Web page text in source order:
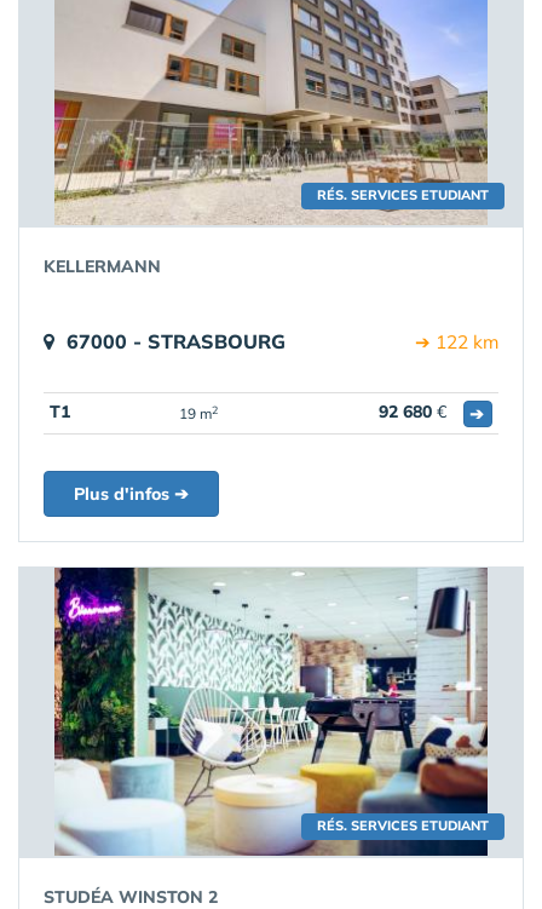
RÉS. SERVICES ETUDIANT
KELLERMANN
67000 - STRASBOURG ➔ 122 km
T1 19 m2 92 680 € ➔
Plus d'infos ➔
RÉS. SERVICES ETUDIANT
STUDÉA WINSTON 2